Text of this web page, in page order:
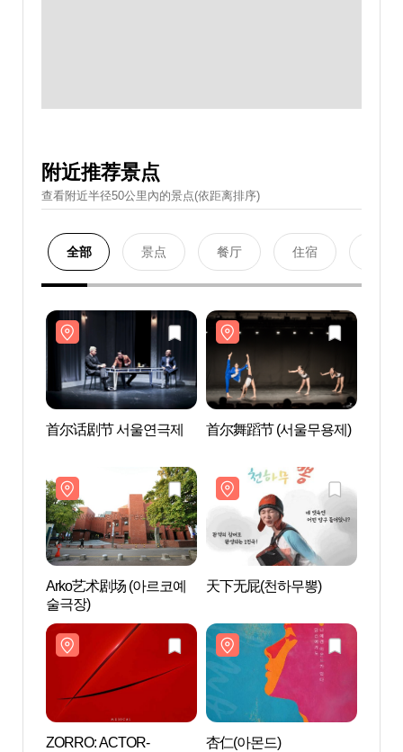
附近推荐景点
查看附近半径50公里內的景点(依距离排序)
全部 景点 餐厅 住宿
首尔话剧节 서울연극제 首尔舞蹈节 (서울무용제)
Arko艺术剧场 (아르코예
술극장)
天下无屁(천하무뽕)
ZORRO: ACTOR-
杏仁(아몬드)